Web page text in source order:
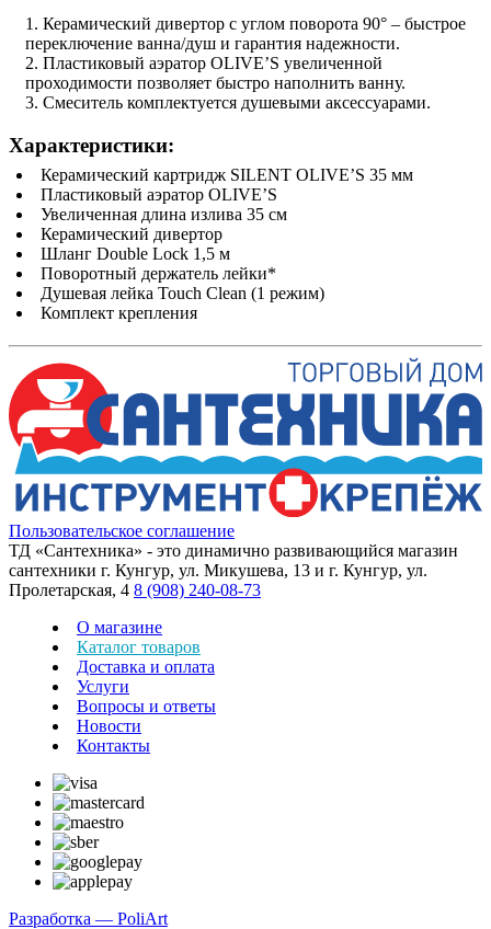
Керамический дивертор с углом поворота 90° – быстрое
переключение ванна/душ и гарантия надежности.
Пластиковый аэратор OLIVE’S увеличенной
проходимости позволяет быстро наполнить ванну.
Смеситель комплектуется душевыми аксессуарами.
Характеристики:
Керамический картридж SILENT OLIVE’S 35 мм
Пластиковый аэратор OLIVE’S
Увеличенная длина излива 35 см
Керамический дивертор
Шланг Double Lock 1,5 м
Поворотный держатель лейки*
Душевая лейка Touch Clean (1 режим)
Комплект крепления
Пользовательское соглашение
ТД «Сантехника» - это динамично развивающийся магазин
сантехники г. Кунгур, ул. Микушева, 13 и г. Кунгур, ул.
Пролетарская, 4 8 (908) 240-08-73
О магазине
Каталог товаров
Доставка и оплата
Услуги
Вопросы и ответы
Новости
Контакты
Разработка — PoliArt